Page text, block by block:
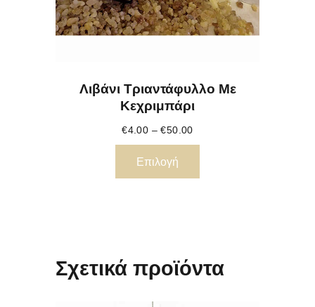
Λιβάνι Τριαντάφυλλο Με
Κεχριμπάρι
€4.00 – €50.00
Επιλογή
Σχετικά προϊόντα